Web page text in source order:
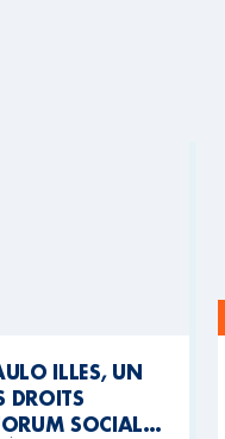
ILLES, UN
DROITS
SOCIAL